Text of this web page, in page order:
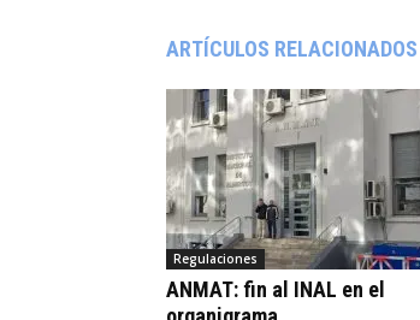
ARTÍCULOS RELACIONADOS
Regulaciones
ANMAT: fin al INAL en el